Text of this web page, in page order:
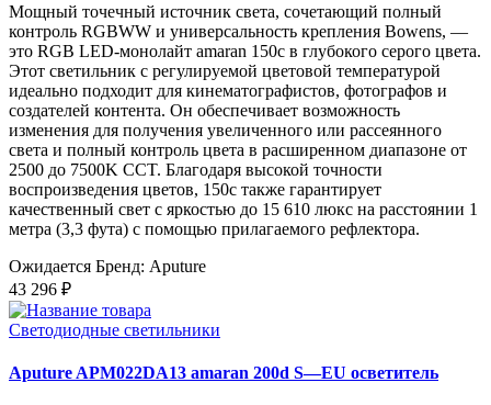
Мощный точечный источник света, сочетающий полный
контроль RGBWW и универсальность крепления Bowens, —
это RGB LED-монолайт amaran 150c в глубокого серого цвета.
Этот светильник с регулируемой цветовой температурой
идеально подходит для кинематографистов, фотографов и
создателей контента. Он обеспечивает возможность
изменения для получения увеличенного или рассеянного
света и полный контроль цвета в расширенном диапазоне от
2500 до 7500K CCT. Благодаря высокой точности
воспроизведения цветов, 150c также гарантирует
качественный свет с яркостью до 15 610 люкс на расстоянии 1
метра (3,3 фута) с помощью прилагаемого рефлектора.
Ожидается Бренд: Aputure
43 296 ₽
Светодиодные светильники
Aputure APM022DA13 amaran 200d S—EU осветитель